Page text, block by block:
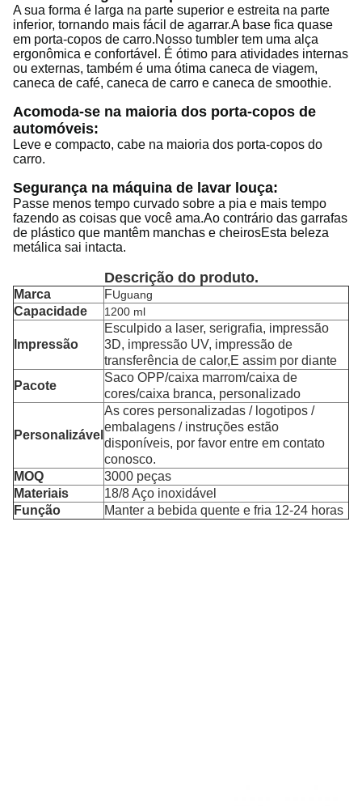
A sua forma é larga na parte superior e estreita na parte
inferior, tornando mais fácil de agarrar.A base fica quase
em porta-copos de carro.Nosso tumbler tem uma alça
ergonômica e confortável. É ótimo para atividades internas
ou externas, também é uma ótima caneca de viagem,
caneca de café, caneca de carro e caneca de smoothie.
Acomoda-se na maioria dos porta-copos de
automóveis:
Leve e compacto, cabe na maioria dos porta-copos do
carro.
Segurança na máquina de lavar louça:
Passe menos tempo curvado sobre a pia e mais tempo
fazendo as coisas que você ama.Ao contrário das garrafas
de plástico que mantêm manchas e cheirosEsta beleza
metálica sai intacta.
Descrição do produto.
Marca FUguang
Capacidade 1200 ml
Impressão
Esculpido a laser, serigrafia, impressão
3D, impressão UV, impressão de
transferência de calor,E assim por diante
Pacote
Saco OPP/caixa marrom/caixa de
cores/caixa branca, personalizado
Personalizável
As cores personalizadas / logotipos /
embalagens / instruções estão
disponíveis, por favor entre em contato
conosco.
MOQ
3000 peças
Materiais
18/8 Aço inoxidável
Função
Manter a bebida quente e fria 12-24 horas